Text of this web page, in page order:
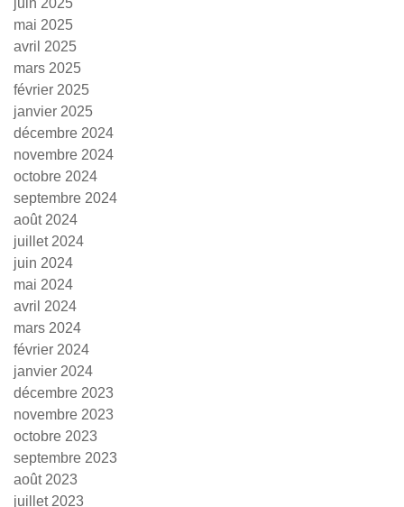
juin 2025
mai 2025
avril 2025
mars 2025
février 2025
janvier 2025
décembre 2024
novembre 2024
octobre 2024
septembre 2024
août 2024
juillet 2024
juin 2024
mai 2024
avril 2024
mars 2024
février 2024
janvier 2024
décembre 2023
novembre 2023
octobre 2023
septembre 2023
août 2023
juillet 2023